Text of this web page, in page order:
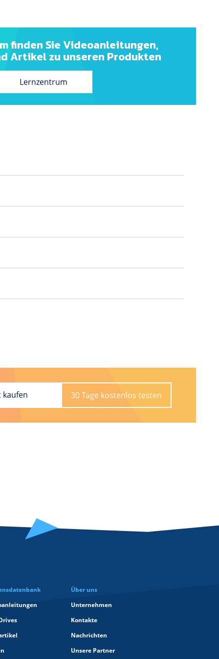
finden Sie Videoanleitungen,
Artikel zu unseren Produkten
Lernzentrum
kaufen 30 Tage kostenlos testen
Über uns
Unternehmen
Kontakte
Nachrichten
Unsere Partner